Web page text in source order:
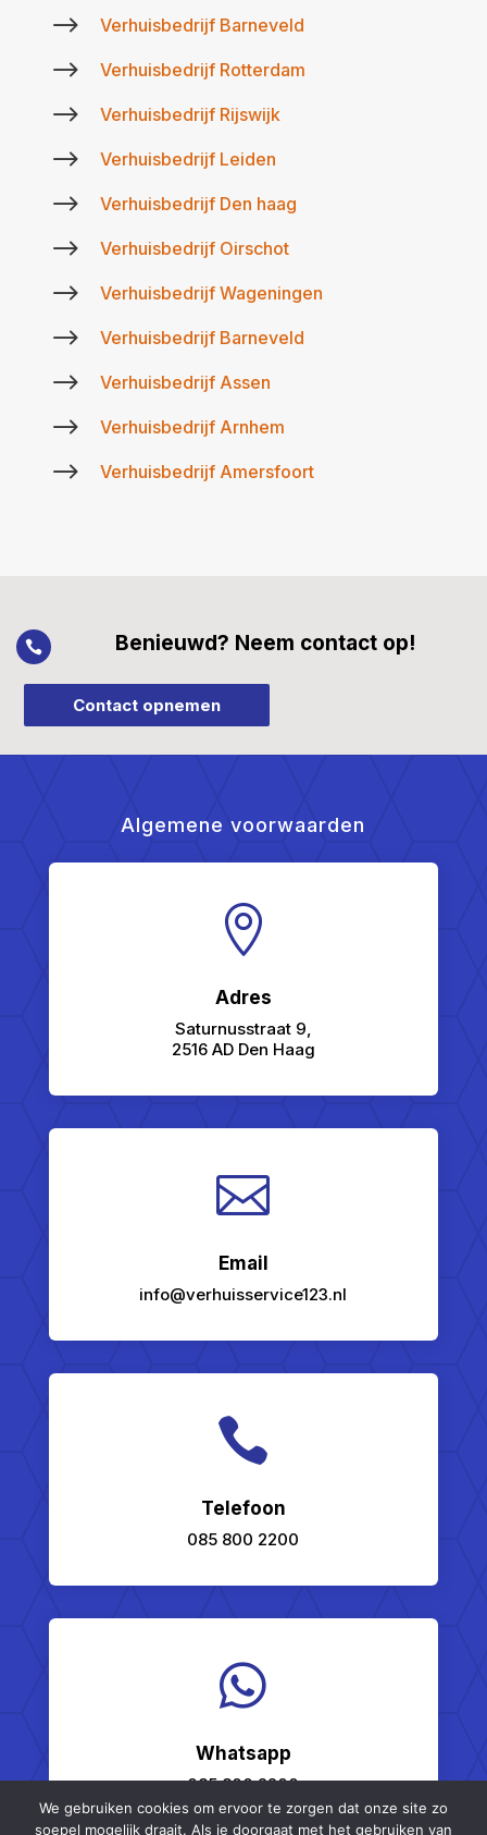
$ Verhuisbedrijf Barneveld
$ Verhuisbedrijf Rotterdam
$ Verhuisbedrijf Rijswijk
$ Verhuisbedrijf Leiden
$ Verhuisbedrijf Den haag
$ Verhuisbedrijf Oirschot
$ Verhuisbedrijf Wageningen
$ Verhuisbedrijf Barneveld
$ Verhuisbedrijf Assen
$ Verhuisbedrijf Arnhem
$ Verhuisbedrijf Amersfoort
 Benieuwd? Neem contact op!
Contact opnemen
Algemene voorwaarden

Adres
Saturnusstraat 9,
2516 AD Den Haag

Email
info@verhuisservice123.nl

Telefoon
085 800 2200

Whatsapp
085 800 2200
We gebruiken cookies om ervoor te zorgen dat onze site zo
soepel mogelijk draait. Als je doorgaat met het gebruiken van